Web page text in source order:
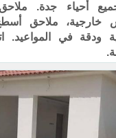
أحياء جدة.
خارجية، ملاحق
ودقة في المواعيد.